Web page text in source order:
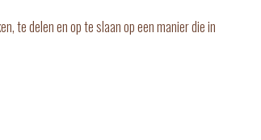
te delen en op te slaan op een manier die in